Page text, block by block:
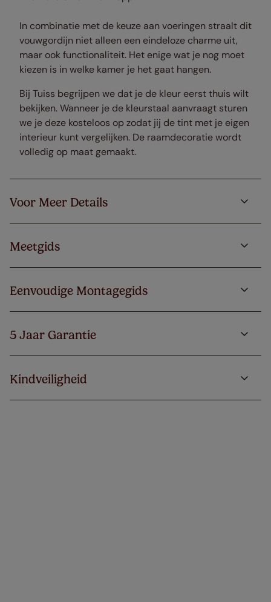
In combinatie met de keuze aan voeringen straalt dit
vouwgordijn niet alleen een eindeloze charme uit,
maar ook functionaliteit. Het enige wat je nog moet
kiezen is in welke kamer je het gaat hangen.
Bij Tuiss begrijpen we dat je de kleur eerst thuis wilt
bekijken. Wanneer je de kleurstaal aanvraagt sturen
we je deze kosteloos op zodat jij de tint met je eigen
interieur kunt vergelijken. De raamdecoratie wordt
volledig op maat gemaakt.
Voor Meer Details
Meetgids
Eenvoudige Montagegids
5 Jaar Garantie
Kindveiligheid